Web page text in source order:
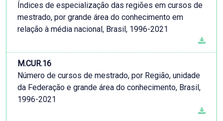
Índices de especialização das regiões em cursos de
mestrado, por grande área do conhecimento em
relação à média nacional, Brasil, 1996-2021
M.CUR.16
Número de cursos de mestrado, por Região, unidade
da Federação e grande área do conhecimento, Brasil,
1996-2021